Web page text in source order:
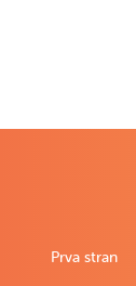
Prva stran